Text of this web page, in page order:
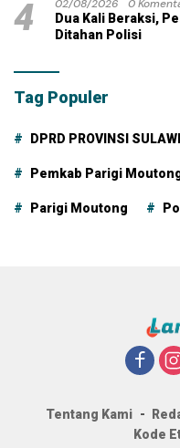
4 02/08/2026
0
Dua Kali Beraksi,
Ditahan Polisi
Tag Populer
DPRD PROVINSI
Pemkab Parigi
Parigi Moutong
Tentang Kami
Kode